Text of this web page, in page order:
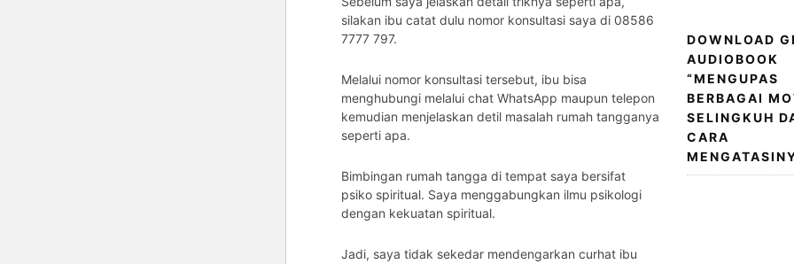
silakan ibu catat dulu nomor konsultasi saya di 08586
7777 797.
Melalui nomor konsultasi tersebut, ibu bisa
menghubungi melalui chat WhatsApp maupun telepon
kemudian menjelaskan detil masalah rumah tangganya
seperti apa.
Bimbingan rumah tangga di tempat saya bersifat
psiko spiritual. Saya menggabungkan ilmu psikologi
dengan kekuatan spiritual.
Jadi, saya tidak sekedar mendengarkan curhat ibu
DOWNLOAD
AUDIOBOOK
“MENGUPAS
BERBAGAI
SELINGKUH
CARA